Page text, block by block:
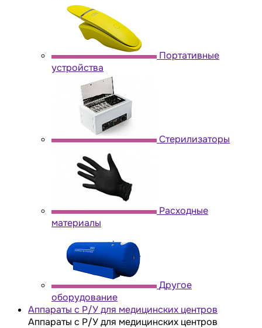
Портативные
устройства
Стерилизаторы
Расходные
материалы
Другое
оборудование
Аппараты с Р/У для медицинских центров
Аппараты с Р/У для медицинских центров